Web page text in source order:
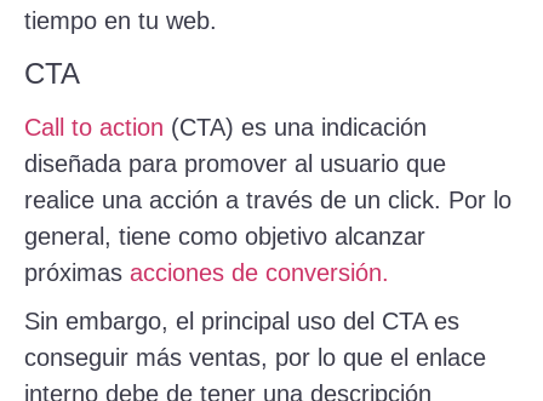
tiempo en tu web.
CTA
Call to action (CTA) es una indicación
diseñada para promover al usuario que
realice una acción a través de un click. Por lo
general, tiene como objetivo alcanzar
próximas acciones de conversión.
Sin embargo, el principal uso del CTA es
conseguir más ventas, por lo que el enlace
interno debe de tener una descripción